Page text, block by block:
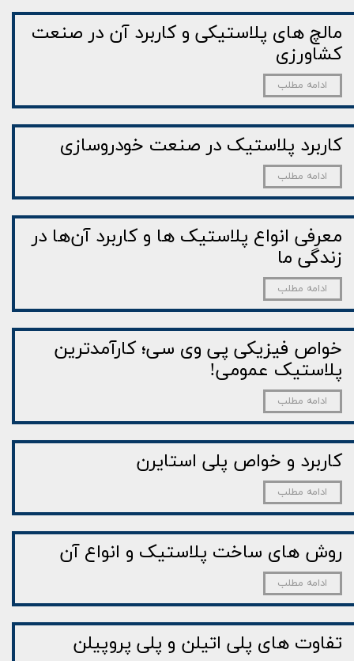
مالچ‌ های پلاستیکی و کاربرد آن در صنعت
کشاورزی
ادامه مطلب
کاربرد پلاستیک در صنعت خودروسازی
ادامه مطلب
معرفی انواع پلاستیک‌ ها و کاربرد آن‌ها در
زندگی ما
ادامه مطلب
خواص فیزیکی پی‌ وی‌ سی؛ کارآمدترین
پلاستیک عمومی!
ادامه مطلب
کاربرد و خواص پلی استایرن
ادامه مطلب
روش های ساخت پلاستیک و انواع آن
ادامه مطلب
تفاوت های پلی اتیلن و پلی پروپیلن